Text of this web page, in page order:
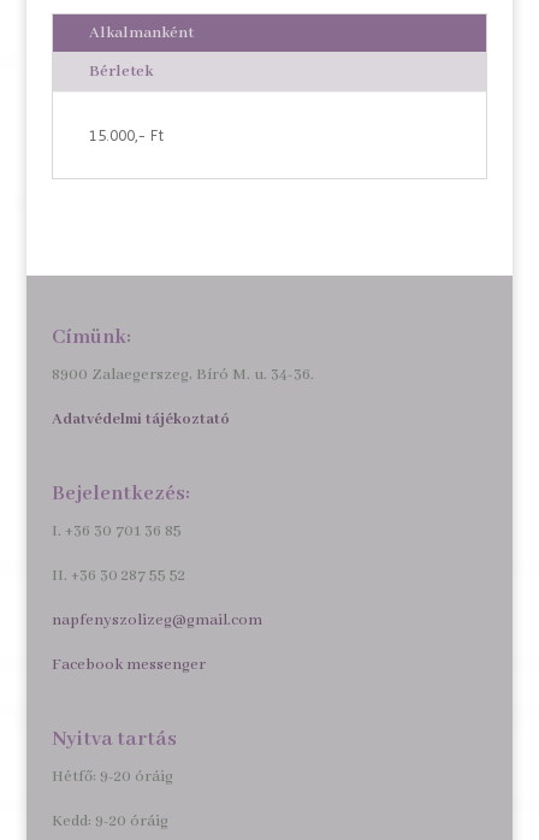
Alkalmanként
Bérletek
15.000,- Ft
Címünk:
8900 Zalaegerszeg, Bíró M. u. 34-36.
Adatvédelmi tájékoztató
Bejelentkezés:
I. +36 30 701 36 85
II. +36 30 287 55 52
napfenyszolizeg@gmail.com
Facebook messenger
Nyitva tartás
Hétfő: 9-20 óráig
Kedd: 9-20 óráig